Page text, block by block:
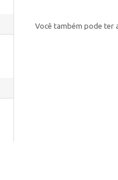
Você também pode ter